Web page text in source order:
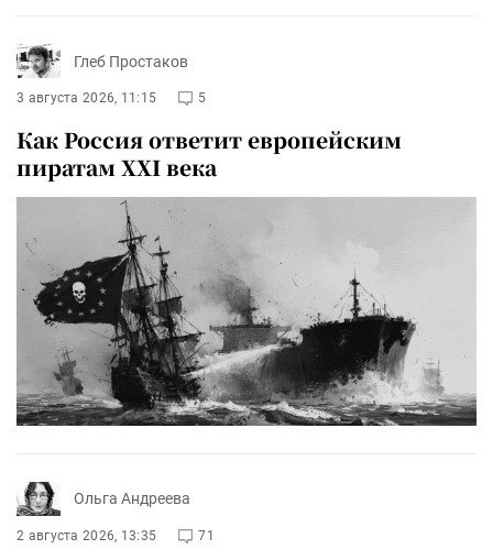
Глеб Простаков
3 августа 2026, 11:15 5
Как Россия ответит европейским
пиратам XXI века
Ольга Андреева
2 августа 2026, 13:35 71